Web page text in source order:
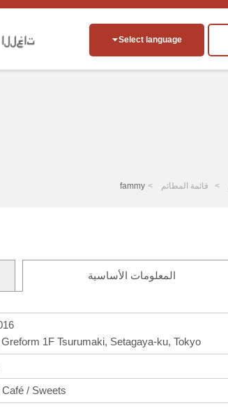
Select language
قائمة المطائم fammy
المعلومات الأساسية
1F Tsurumaki, Setagaya-ku, Tokyo
/ Sweets